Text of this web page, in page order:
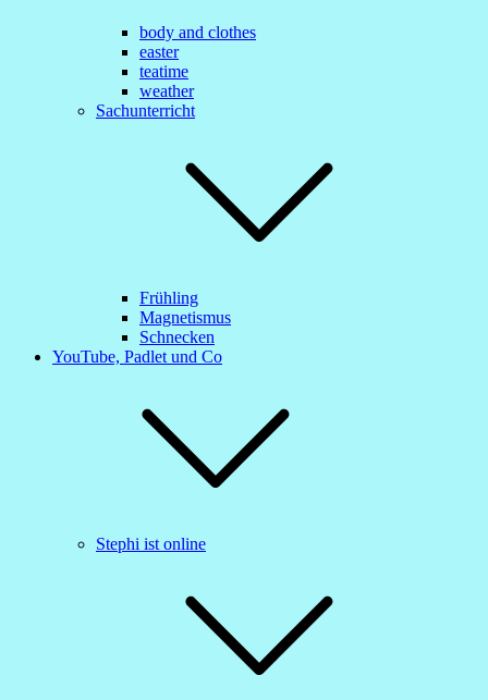
body and clothes
easter
teatime
weather
Sachunterricht
Frühling
Magnetismus
Schnecken
YouTube, Padlet und Co
Stephi ist online